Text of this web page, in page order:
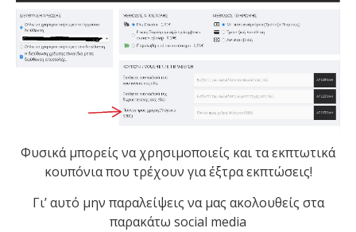
Φυσικά μπορείς να χρησιμοποιείς και τα εκπτωτικά
κουπόνια που τρέχουν για έξτρα εκπτώσεις!
Γι’ αυτό μην παραλείψεις να μας ακολουθείς στα
παρακάτω social media